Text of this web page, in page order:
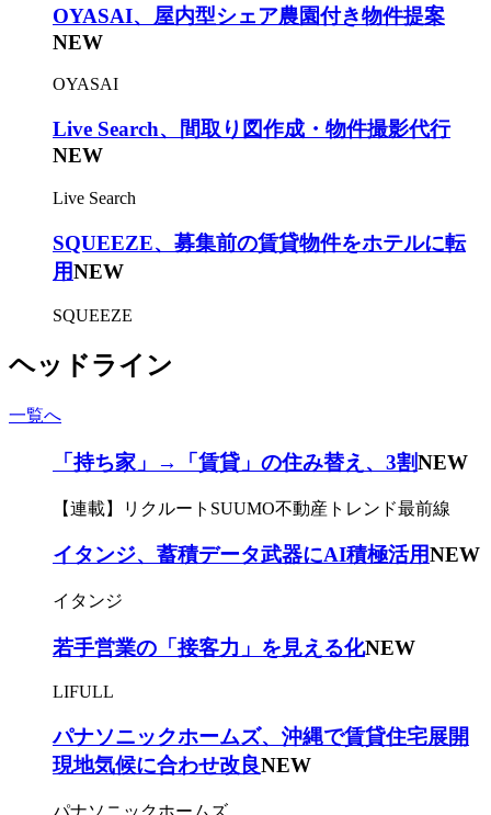
OYASAI、屋内型シェア農園付き物件提案
NEW
OYASAI
Live Search、間取り図作成・物件撮影代行
NEW
Live Search
SQUEEZE、募集前の賃貸物件をホテルに転
用NEW
SQUEEZE
ヘッドライン
一覧へ
「持ち家」→「賃貸」の住み替え、3割NEW
【連載】リクルートSUUMO不動産トレンド最前線
イタンジ、蓄積データ武器にAI積極活用NEW
イタンジ
若手営業の「接客力」を見える化NEW
LIFULL
パナソニックホームズ、沖縄で賃貸住宅展開
現地気候に合わせ改良NEW
パナソニックホームズ